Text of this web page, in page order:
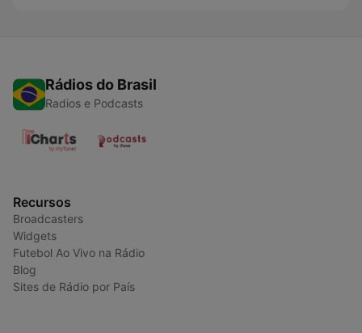
Rádios do Brasil
Radios e Podcasts
Recursos
Broadcasters
Widgets
Futebol Ao Vivo na Rádio
Blog
Sites de Rádio por País